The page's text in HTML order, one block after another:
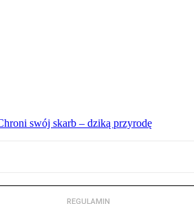
swój skarb – dziką przyrodę
REGULAMIN